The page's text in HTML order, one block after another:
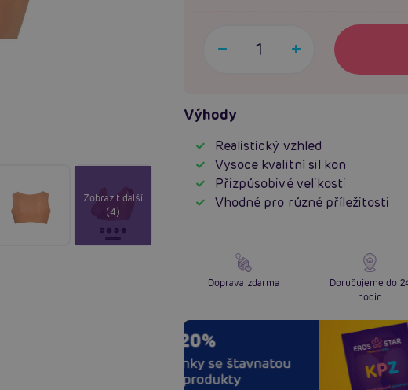
Zobrazit další
(4)
Výhody
Realistický vzhled
Vysoce kvalitní silikon
Přizpůsobivé velikosti
Vhodné pro různé příležitosti
Doprava zdarma
Doručujeme do
hodin